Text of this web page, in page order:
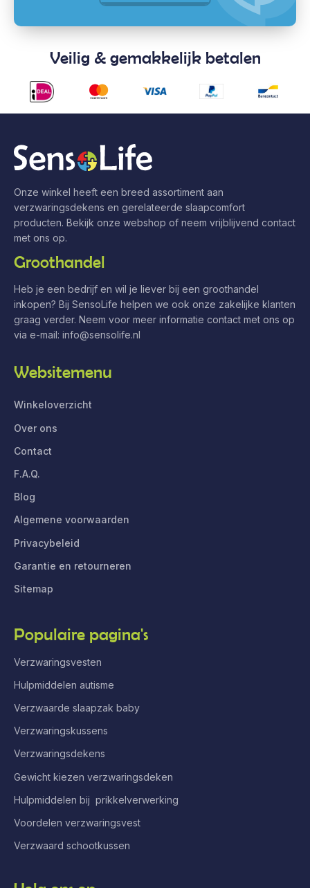
Veilig & gemakkelijk betalen
Onze winkel heeft een breed assortiment aan
verzwaringsdekens en gerelateerde slaapcomfort
producten. Bekijk onze webshop of neem vrijblijvend contact
met ons op.
Groothandel
Heb je een bedrijf en wil je liever bij een groothandel
inkopen? Bij SensoLife helpen we ook onze zakelijke klanten
graag verder. Neem voor meer informatie contact met ons op
via e-mail: info@sensolife.nl
Websitemenu
Winkeloverzicht
Over ons
Contact
F.A.Q.
Blog
Algemene voorwaarden
Privacybeleid
Garantie en retourneren
Sitemap
Populaire pagina's
Verzwaringsvesten
Hulpmiddelen autisme
Verzwaarde slaapzak baby
Verzwaringskussens
Verzwaringsdekens
Gewicht kiezen verzwaringsdeken
Hulpmiddelen bij prikkelverwerking
Voordelen verzwaringsvest
Verzwaard schootkussen